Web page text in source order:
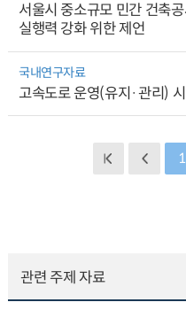
서울시 중소규모 민간 건축
실행력 강화 위한 제언
국내연구자료
고속도로 운영(유지·관리)
1
관련 주제 자료